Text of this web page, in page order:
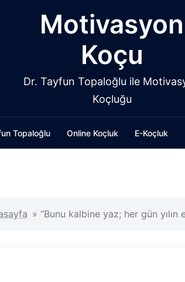
Motivasyon
Koçu
Dr. Tayfun Topaloğlu ile
Koçluğu
Topaloğlu Online Koçluk E-Koçluk
» “Bunu kalbine yaz; her gün yılın